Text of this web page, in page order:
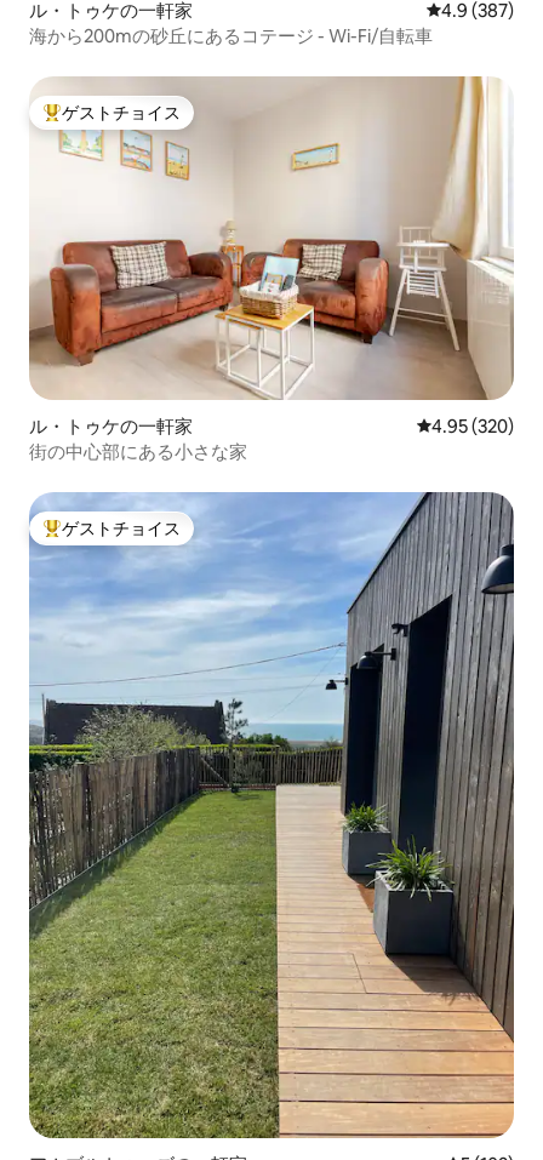
ル・トゥケの一軒家 レビュー387
4.9 (387)
海から200mの砂丘にあるコテージ - Wi-Fi/自転車
大好評のゲストチョイスです。
ゲストチョイス
ル・トゥケの一軒家 レビュー320
4.95 (320)
街の中心部にある小さな家
大好評のゲストチョイスです。
ゲストチョイス